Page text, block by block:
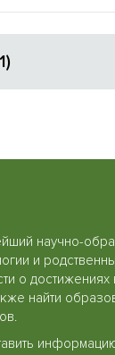
научно-
и
о
найти